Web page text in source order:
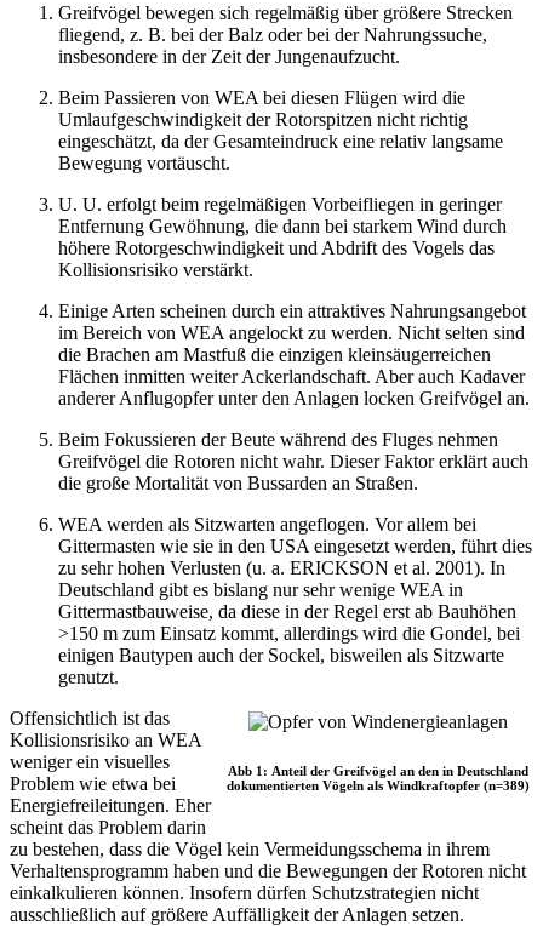
Greifvögel bewegen sich regelmäßig über größere Strecken
fliegend, z. B. bei der Balz oder bei der Nahrungssuche,
insbesondere in der Zeit der Jungenaufzucht.
Beim Passieren von WEA bei diesen Flügen wird die
Umlaufgeschwindigkeit der Rotorspitzen nicht richtig
eingeschätzt, da der Gesamteindruck eine relativ langsame
Bewegung vortäuscht.
U. U. erfolgt beim regelmäßigen Vorbeifliegen in geringer
Entfernung Gewöhnung, die dann bei starkem Wind durch
höhere Rotorgeschwindigkeit und Abdrift des Vogels das
Kollisionsrisiko verstärkt.
Einige Arten scheinen durch ein attraktives Nahrungsangebot
im Bereich von WEA angelockt zu werden. Nicht selten sind
die Brachen am Mastfuß die einzigen kleinsäugerreichen
Flächen inmitten weiter Ackerlandschaft. Aber auch Kadaver
anderer Anflugopfer unter den Anlagen locken Greifvögel an.
Beim Fokussieren der Beute während des Fluges nehmen
Greifvögel die Rotoren nicht wahr. Dieser Faktor erklärt auch
die große Mortalität von Bussarden an Straßen.
WEA werden als Sitzwarten angeflogen. Vor allem bei
Gittermasten wie sie in den USA eingesetzt werden, führt dies
zu sehr hohen Verlusten (u. a. ERICKSON et al. 2001). In
Deutschland gibt es bislang nur sehr wenige WEA in
Gittermastbauweise, da diese in der Regel erst ab Bauhöhen
>150 m zum Einsatz kommt, allerdings wird die Gondel, bei
einigen Bautypen auch der Sockel, bisweilen als Sitzwarte
genutzt.
Abb 1: Anteil der Greifvögel an den in Deutschland
dokumentierten Vögeln als Windkraftopfer (n=389)
Offensichtlich ist das
Kollisionsrisiko an WEA
weniger ein visuelles
Problem wie etwa bei
Energiefreileitungen. Eher
scheint das Problem darin
zu bestehen, dass die Vögel kein Vermeidungsschema in ihrem
Verhaltensprogramm haben und die Bewegungen der Rotoren nicht
einkalkulieren können. Insofern dürfen Schutzstrategien nicht
ausschließlich auf größere Auffälligkeit der Anlagen setzen.